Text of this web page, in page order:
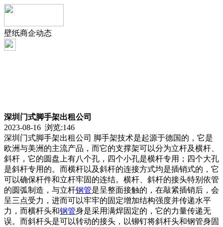
壁纸商企动态
深圳门式脚手架出租公司
2023-08-16 浏览:146
深圳门式脚手架出租公司 脚手架技术是起源于德国的，它是
欧洲与美洲的主流产品，而它的支撑架可以分为立杆及横杆、
斜杆，它的圆盘上有八个孔，四个小孔是横杆专用；四个大孔
是斜杆专用的。而横杆以及斜杆的连接方式均是插销式的，它
可以确保杆件和立杆牢固的连结。横杆、斜杆的接头特别依管
的圆弧制造，与立杆钢管是呈整面接触的，在敲紧插销后，会
呈三点受力，进而可以牢牢的固定增加结构强度并传递水平
力，而横杆头和钢管身是采用满焊固定的，它的力量传递无
误。而斜杆头是可以转动的接头，以铆钉将斜杆头和钢管身固